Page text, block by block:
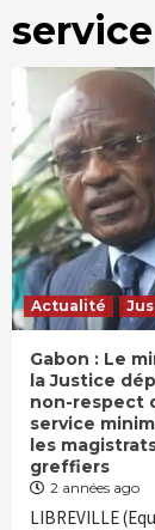
Actualité
Gabon : Le
la Justice
non-respect
service
les
greffiers
2 années ago
LIBREVILLE